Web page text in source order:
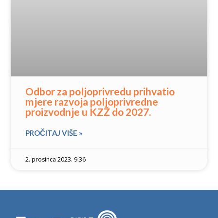
Odbor za poljoprivredu prihvatio
mjere razvoja poljoprivredne
proizvodnje u KZŽ do 2027.
PROČITAJ VIŠE »
2. prosinca 2023. 9:36